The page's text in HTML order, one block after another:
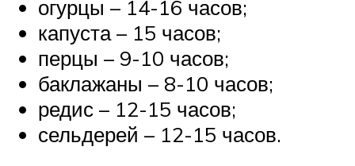
огурцы – 14-16 часов;
капуста – 15 часов;
перцы – 9-10 часов;
баклажаны ­­­­– 8-10 часов;
редис – 12-15 часов;
сельдерей – 12-15 часов.